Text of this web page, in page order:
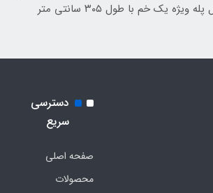
به عنوان کفپوش، پانل پله ویژه یک خم با طول ۳۰۵ سانتی متر
دسترسی
سریع
صفحه اصلی
محصولات